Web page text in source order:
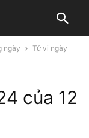
ngày
Tử vi ngày
của 12